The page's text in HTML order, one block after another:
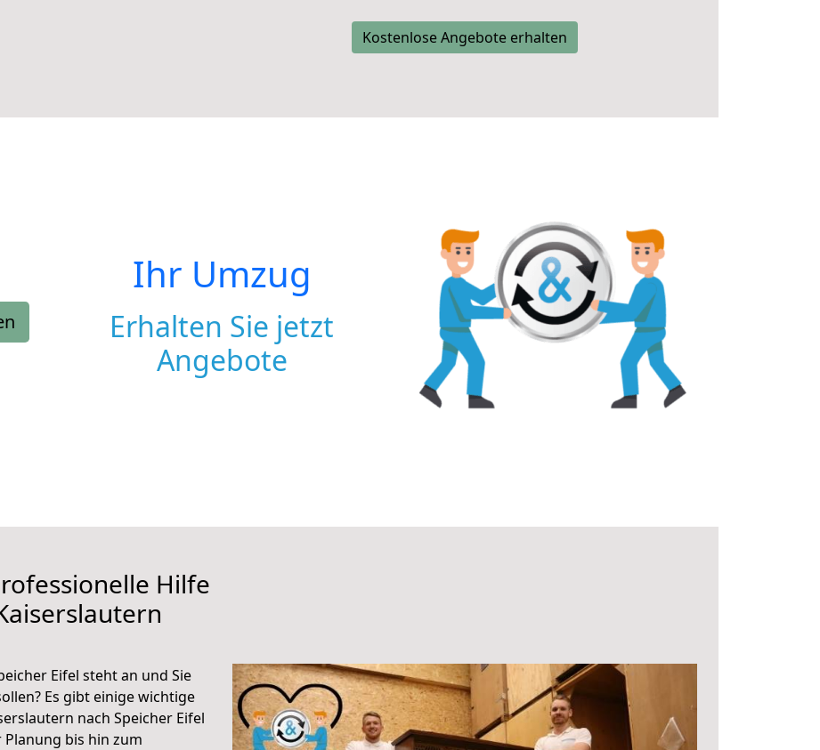
Kostenlose Angebote erhalten
Ihr Umzug
Erhalten Sie jetzt
Angebote
Hilfe
Eifel steht an und Sie
Es gibt einige wichtige
nach Speicher Eifel
bis hin zum